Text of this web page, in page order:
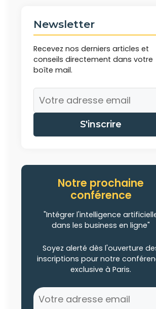
Newsletter
Recevez nos derniers articles et
conseils directement dans votre
boîte mail.
S'inscrire
Notre prochaine
conférence
"Intégrer l'intelligence
dans les business en ligne"
Soyez alerté dès l'ouverture
inscriptions pour notre
exclusive à Paris.